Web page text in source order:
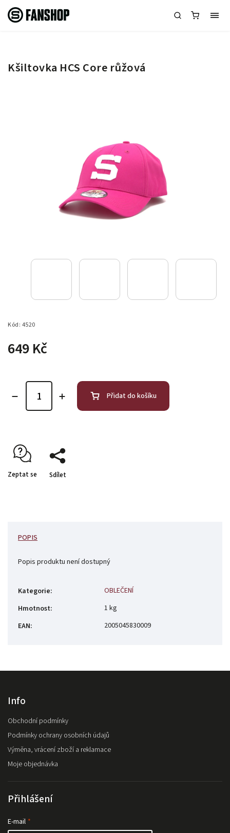
Kšiltovka HCS Core růžová
Kód: 4520
649 Kč
Přidat do košíku
Zeptat se Sdílet
POPIS
Popis produktu není dostupný
Kategorie:
OBLEČENÍ
Hmotnost:
1 kg
EAN: 2005045830009
Info
Obchodní podmínky
Podmínky ochrany osobních údajů
Výměna, vrácení zboží a reklamace
Moje objednávka
Přihlášení
E-mail